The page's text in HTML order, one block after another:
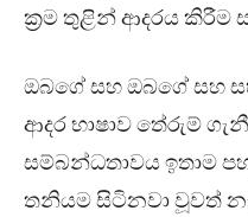
ක්‍රම තුළින් ආදරය කිරීම
ඔබගේ සහ ඔබගේ සහ
ආදර භාෂාව තේරුම්
සම්බන්ධතාවය ඉතාම
තනියම සිටිනවා වූවත්